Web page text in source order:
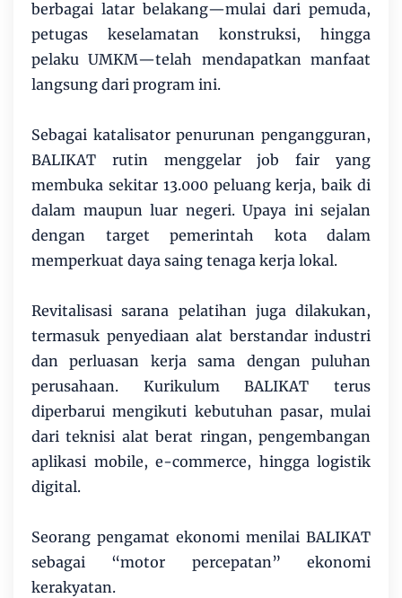
berbagai latar belakang—mulai dari pemuda,
petugas keselamatan konstruksi, hingga
pelaku UMKM—telah mendapatkan manfaat
langsung dari program ini.
Sebagai katalisator penurunan pengangguran,
BALIKAT rutin menggelar job fair yang
membuka sekitar 13.000 peluang kerja, baik di
dalam maupun luar negeri. Upaya ini sejalan
dengan target pemerintah kota dalam
memperkuat daya saing tenaga kerja lokal.
Revitalisasi sarana pelatihan juga dilakukan,
termasuk penyediaan alat berstandar industri
dan perluasan kerja sama dengan puluhan
perusahaan. Kurikulum BALIKAT terus
diperbarui mengikuti kebutuhan pasar, mulai
dari teknisi alat berat ringan, pengembangan
aplikasi mobile, e-commerce, hingga logistik
digital.
Seorang pengamat ekonomi menilai BALIKAT
sebagai “motor percepatan” ekonomi
kerakyatan.